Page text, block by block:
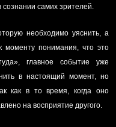
самих зрителей.
необходимо уяснить, а
моменту понимания, что это
главное событие уже
в настоящий момент, но
как в то время, когда оно
на восприятие другого.